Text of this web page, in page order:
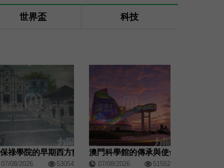
世界盃 科技
祿學院的早期西方數學教育
07/08/2026 53054
澳門科學館的傳承與使命
07/08/2026 51552